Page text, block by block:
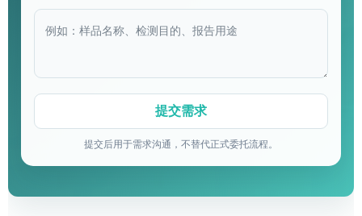
提交后用于需求沟通，不替代正式委托流程。